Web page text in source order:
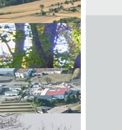
für
Ihre Partnerschaft
finden Sie unter
Ehe-, Familien- und
sowie den
der